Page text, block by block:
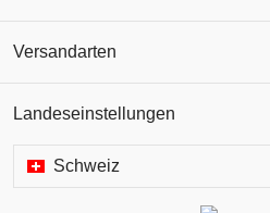
Versandarten
Landeseinstellungen
Schweiz